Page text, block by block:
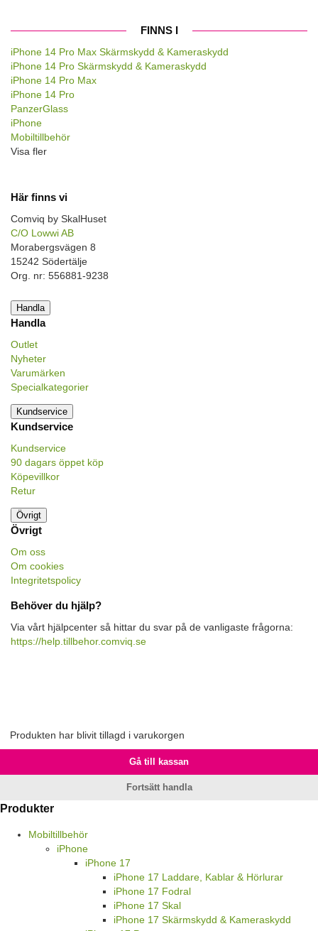
FINNS I
iPhone 14 Pro Max Skärmskydd & Kameraskydd
iPhone 14 Pro Skärmskydd & Kameraskydd
iPhone 14 Pro Max
iPhone 14 Pro
PanzerGlass
iPhone
Mobiltillbehör
Visa fler
Här finns vi
Comviq by SkalHuset
C/O Lowwi AB
Morabergsvägen 8
15242 Södertälje
Org. nr: 556881-9238
Handla
Handla
Outlet
Nyheter
Varumärken
Specialkategorier
Kundservice
Kundservice
Kundservice
90 dagars öppet köp
Köpevillkor
Retur
Övrigt
Övrigt
Om oss
Om cookies
Integritetspolicy
Behöver du hjälp?
Via vårt hjälpcenter så hittar du svar på de vanligaste frågorna:
https://help.tillbehor.comviq.se
Produkten har blivit tillagd i varukorgen
Gå till kassan
Fortsätt handla
Produkter
Mobiltillbehör
iPhone
iPhone 17
iPhone 17 Laddare, Kablar & Hörlurar
iPhone 17 Fodral
iPhone 17 Skal
iPhone 17 Skärmskydd & Kameraskydd